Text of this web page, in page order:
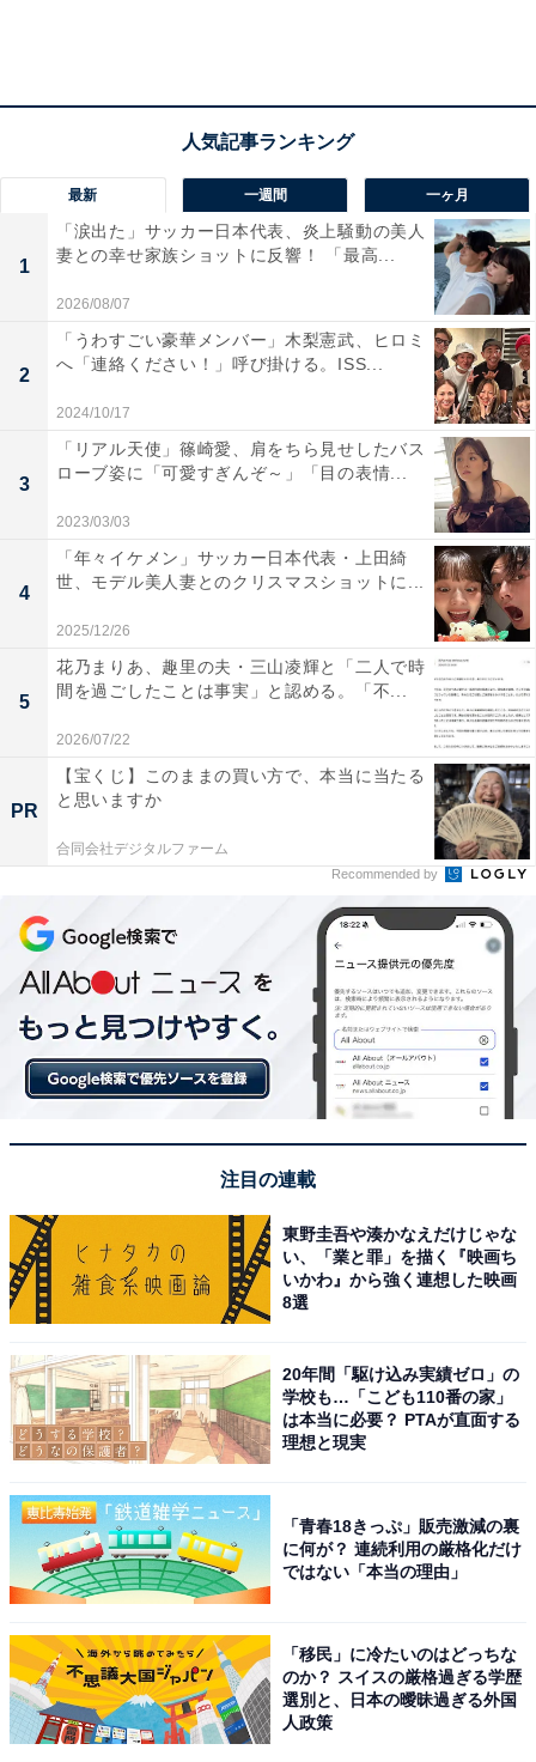
最新 一週間 一ヶ月
1
「涙出た」サッカー日本代表、炎上騒動の美人
妻との幸せ家族ショットに反響！ 「最高...
2026/08/07
2
「うわすごい豪華メンバー」木梨憲武、ヒロミ
へ「連絡ください！」呼び掛ける。ISS...
2024/10/17
3
「リアル天使」篠崎愛、肩をちら見せしたバス
ローブ姿に「可愛すぎんぞ～」「目の表情...
2023/03/03
4
「年々イケメン」サッカー日本代表・上田綺
世、モデル美人妻とのクリスマスショットに...
2025/12/26
5
花乃まりあ、趣里の夫・三山凌輝と「二人で時
間を過ごしたことは事実」と認める。「不...
2026/07/22
PR
【宝くじ】このままの買い方で、本当に当たる
と思いますか
合同会社デジタルファーム
Recommended by
注目の連載
東野圭吾や湊かなえだけじゃな
い、「業と罪」を描く『映画ち
いかわ』から強く連想した映画
8選
20年間「駆け込み実績ゼロ」の
学校も…「こども110番の家」
は本当に必要？ PTAが直面する
理想と現実
「青春18きっぷ」販売激減の裏
に何が？ 連続利用の厳格化だけ
ではない「本当の理由」
「移民」に冷たいのはどっちな
のか？ スイスの厳格過ぎる学歴
選別と、日本の曖昧過ぎる外国
人政策